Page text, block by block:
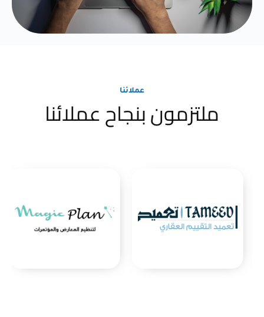
عملائنا
ملتزمون بنجاح عملائنا